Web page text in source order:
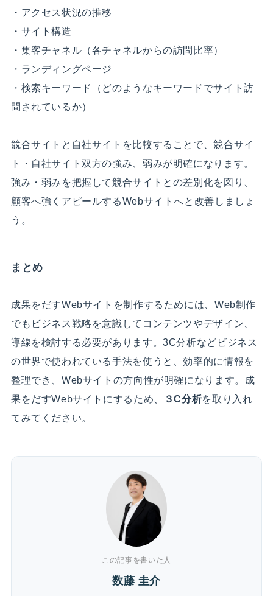
・アクセス状況の推移
・サイト構造
・集客チャネル（各チャネルからの訪問比率）
・ランディングページ
・検索キーワード（どのようなキーワードでサイト訪
問されているか）
競合サイトと自社サイトを比較することで、競合サイ
ト・自社サイト双方の強み、弱みが明確になります。
強み・弱みを把握して競合サイトとの差別化を図り、
顧客へ強くアピールするWebサイトへと改善しましょ
う。
まとめ
成果をだすWebサイトを制作するためには、Web制作
でもビジネス戦略を意識してコンテンツやデザイン、
導線を検討する必要があります。3C分析などビジネス
の世界で使われている手法を使うと、効率的に情報を
整理でき、Webサイトの方向性が明確になります。成
果をだすWebサイトにするため、
３C分析を取り入れ
てみてください。
この記事を書いた人
数藤 圭介